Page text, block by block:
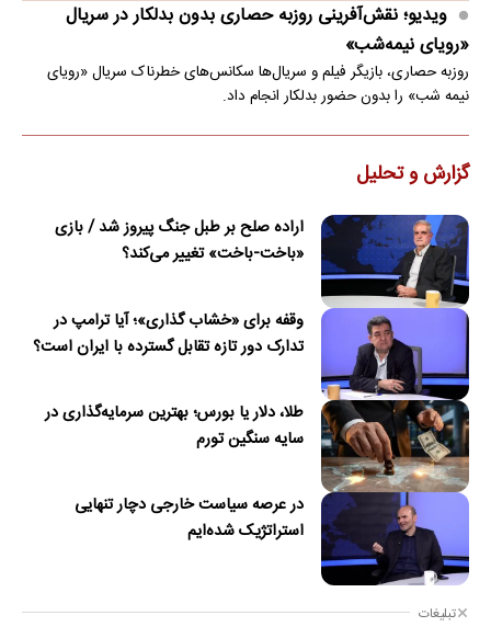
ویدیو؛ نقش‌آفرینی روزبه حصاری بدون بدلکار در سریال
«رویای نیمه‌شب»
روزبه حصاری، بازیگر فیلم و سریال‌ها سکانس‌های خطرناک سریال «رویای
نیمه شب» را بدون حضور بدلکار انجام داد.
گزارش و تحلیل
اراده صلح بر طبل جنگ پیروز شد / بازی
«باخت-باخت» تغییر می‌کند؟
وقفه برای «خشاب گذاری»؛ آیا ترامپ در
تدارک دور تازه تقابل گسترده با ایران است؟
طلا، دلار یا بورس؛ بهترین سرمایه‌گذاری در
سایه سنگین تورم
در عرصه سیاست خارجی دچار تنهایی
استراتژیک شده‌ایم
تبلیغات